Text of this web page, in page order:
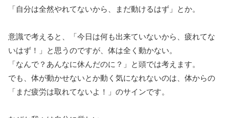
「自分は全然やれてないから、まだ動けるはず」とか。
意識で考えると、「今日は何も出来ていないから、疲れてな
いはず！」と思うのですが、体は全く動かない。
「なんで？あんなに休んだのに？」と頭では考えます。
でも、体が動かせないとか動く気になれないのは、体からの
「まだ疲労は取れてないよ！」のサインです。